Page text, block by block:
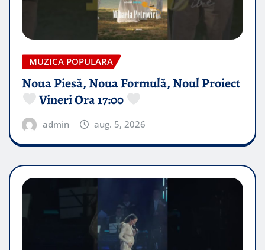
MUZICA POPULARA
Noua Piesă, Noua Formulă, Noul Proiect
Vineri Ora 17:00
admin aug. 5, 2026